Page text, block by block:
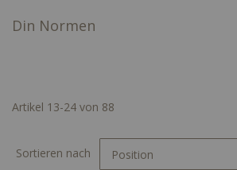
Din Normen
Artikel 13-24 von 88
Sortieren nach